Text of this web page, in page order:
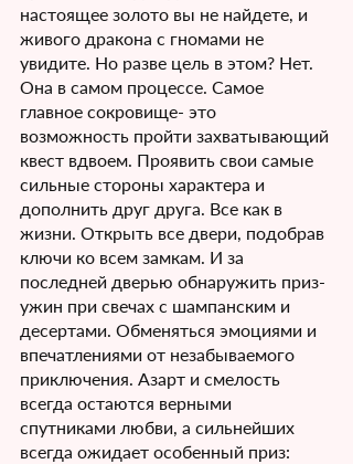
настоящее золото вы не найдете, и
живого дракона с гномами не
увидите. Но разве цель в этом? Нет.
Она в самом процессе. Самое
главное сокровище- это
возможность пройти захватывающий
квест вдвоем. Проявить свои самые
сильные стороны характера и
дополнить друг друга. Все как в
жизни. Открыть все двери, подобрав
ключи ко всем замкам. И за
последней дверью обнаружить приз-
ужин при свечах с шампанским и
десертами. Обменяться эмоциями и
впечатлениями от незабываемого
приключения. Азарт и смелость
всегда остаются верными
спутниками любви, а сильнейших
всегда ожидает особенный приз: